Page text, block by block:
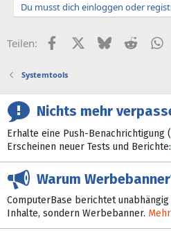
Du musst dich einloggen oder
Teilen: FacebookX (Twitter)
BlueskyReddit
Systemtools
Nichts mehr
Erhalte eine Push-
Erscheinen neuer Tests und Berichte:
Warum
ComputerBase berichtet
Inhalte, sondern Werbebanner.